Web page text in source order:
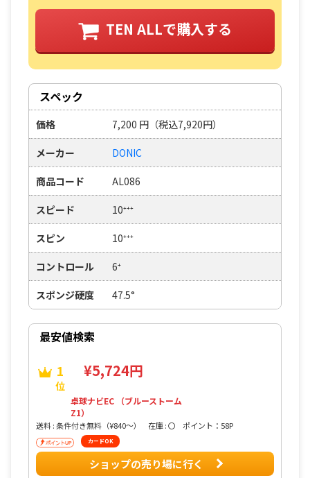
TEN ALLで購入する
スペック
価格 7,200 円 （税込7,920円）
メーカー DONIC
商品コード AL086
スピード 10⁺⁺⁺
スピン 10⁺⁺⁺
コントロール 6⁺
スポンジ硬度 47.5°
最安値検索
1
位
¥5,724円
卓球ナビEC （ブルーストーム
Z1）
送料 : 条件付き無料（¥840〜） 在庫 : 〇 ポイント：58P
カードOK
ショップの売り場に行く